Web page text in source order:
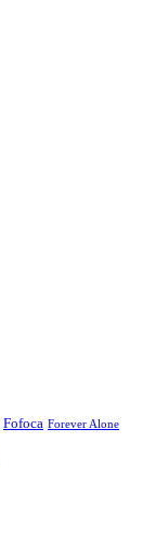
Fofoca Forever Alone